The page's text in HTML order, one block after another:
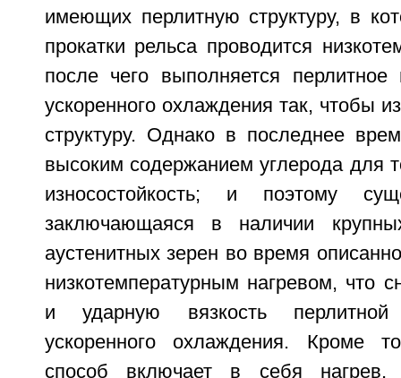
имеющих перлитную структуру, в
прокатки рельса проводится
после чего выполняется
ускоренного охлаждения так, чтобы
структуру. Однако в последнее
высоким содержанием углерода для
износостойкость; и поэтому
заключающаяся в наличии
аустенитных зерен во время
низкотемпературным нагревом, что
и ударную вязкость перлитной
ускоренного охлаждения. Кроме
способ включает в себя нагрев,